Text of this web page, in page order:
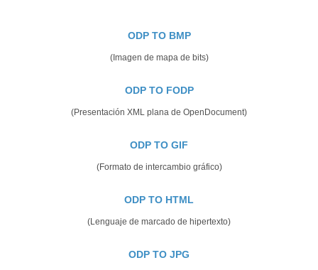
ODP TO BMP
(Imagen de mapa de bits)
ODP TO FODP
(Presentación XML plana de OpenDocument)
ODP TO GIF
(Formato de intercambio gráfico)
ODP TO HTML
(Lenguaje de marcado de hipertexto)
ODP TO JPG